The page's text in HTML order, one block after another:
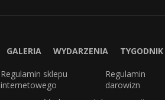
GALERIA WYDARZENIA TYGODNIK
Regulamin sklepu
internetowego
Regulamin
darowizn